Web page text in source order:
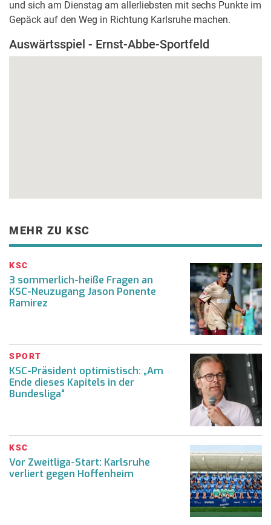
und sich am Dienstag am allerliebsten mit sechs Punkte im
Gepäck auf den Weg in Richtung Karlsruhe machen.
Auswärtsspiel - Ernst-Abbe-Sportfeld
MEHR ZU KSC
KSC
3 sommerlich-heiße Fragen an
KSC-Neuzugang Jason Ponente
Ramirez
SPORT
KSC-Präsident optimistisch: „Am
Ende dieses Kapitels in der
Bundesliga“
KSC
Vor Zweitliga-Start: Karlsruhe
verliert gegen Hoffenheim